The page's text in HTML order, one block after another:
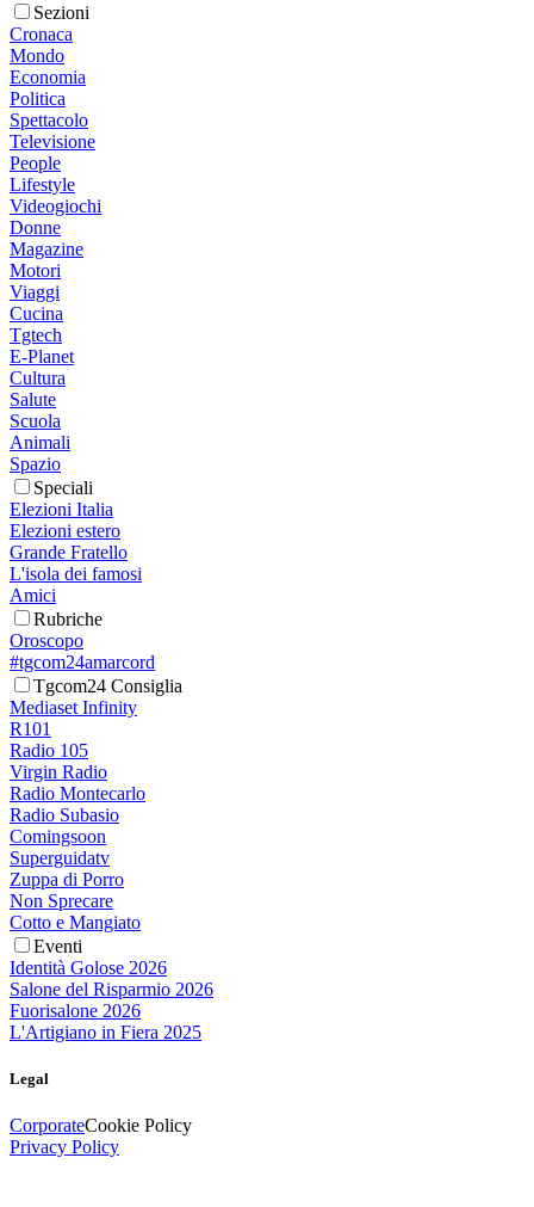
Sezioni
Cronaca
Mondo
Economia
Politica
Spettacolo
Televisione
People
Lifestyle
Videogiochi
Donne
Magazine
Motori
Viaggi
Cucina
Tgtech
E-Planet
Cultura
Salute
Scuola
Animali
Spazio
Speciali
Elezioni Italia
Elezioni estero
Grande Fratello
L'isola dei famosi
Amici
Rubriche
Oroscopo
#tgcom24amarcord
Tgcom24 Consiglia
Mediaset Infinity
R101
Radio 105
Virgin Radio
Radio Montecarlo
Radio Subasio
Comingsoon
Superguidatv
Zuppa di Porro
Non Sprecare
Cotto e Mangiato
Eventi
Identità Golose 2026
Salone del Risparmio 2026
Fuorisalone 2026
L'Artigiano in Fiera 2025
Legal
CorporateCookie Policy
Privacy Policy